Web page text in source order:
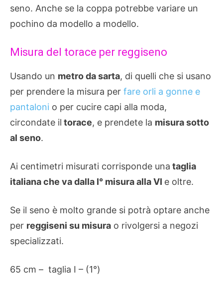
seno. Anche se la coppa potrebbe variare un
pochino da modello a modello.
Misura del torace per reggiseno
Usando un metro da sarta, di quelli che si usano
per prendere la misura per fare orli a gonne e
pantaloni o per cucire capi alla moda,
circondate il torace, e prendete la misura sotto
al seno.
Ai centimetri misurati corrisponde una taglia
italiana che va dalla I° misura alla VI e oltre.
Se il seno è molto grande si potrà optare anche
per reggiseni su misura o rivolgersi a negozi
specializzati.
65 cm – taglia I – (1°)